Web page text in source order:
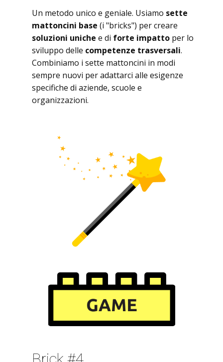
Un metodo unico e geniale. Usiamo sette
mattoncini base (i "bricks") per creare
soluzioni uniche e di forte impatto per lo
sviluppo delle competenze trasversali.
Combiniamo i sette mattoncini in modi
sempre nuovi per adattarci alle esigenze
specifiche di aziende, scuole e
organizzazioni.
Brick #5